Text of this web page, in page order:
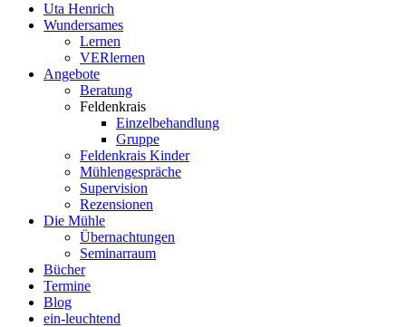
Uta Henrich
Wundersames
Lernen
VERlernen
Angebote
Beratung
Feldenkrais
Einzelbehandlung
Gruppe
Feldenkrais Kinder
Mühlengespräche
Supervision
Rezensionen
Die Mühle
Übernachtungen
Seminarraum
Bücher
Termine
Blog
ein-leuchtend